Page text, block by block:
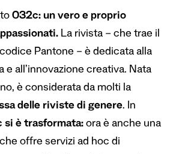
032c: un vero e proprio
La rivista – che trae il
Pantone – è dedicata alla
e all’innovazione creativa. Nata
è considerata da molti la
delle riviste di genere. In
si è trasformata:ora è anche una
offre servizi ad hoc di